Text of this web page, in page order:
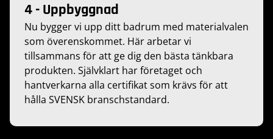
4 - Uppbyggnad
Nu bygger vi upp ditt badrum med materialvalen
som överenskommet. Här arbetar vi
tillsammans för att ge dig den bästa tänkbara
produkten. Självklart har företaget och
hantverkarna alla certifikat som krävs för att
hålla SVENSK branschstandard.